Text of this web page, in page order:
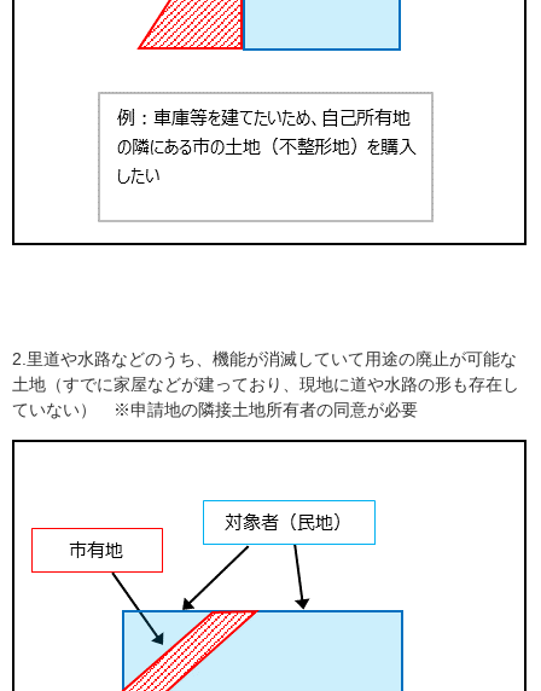
2.里道や水路などのうち、機能が消滅していて用途の廃止が可能な
土地（すでに家屋などが建っており、現地に道や水路の形も存在し
ていない） ※申請地の隣接土地所有者の同意が必要